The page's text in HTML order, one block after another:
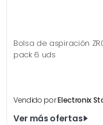
Bolsa de aspiración
pack 6 uds
Vendido porElectronix
Ver más ofertas